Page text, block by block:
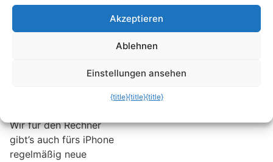
der Firmware bzw.
Wir für den Rechner
gibt’s auch fürs iPhone
regelmäßig neue
Akzeptieren
Ablehnen
Einstellungen ansehen
{title}{title}{title}